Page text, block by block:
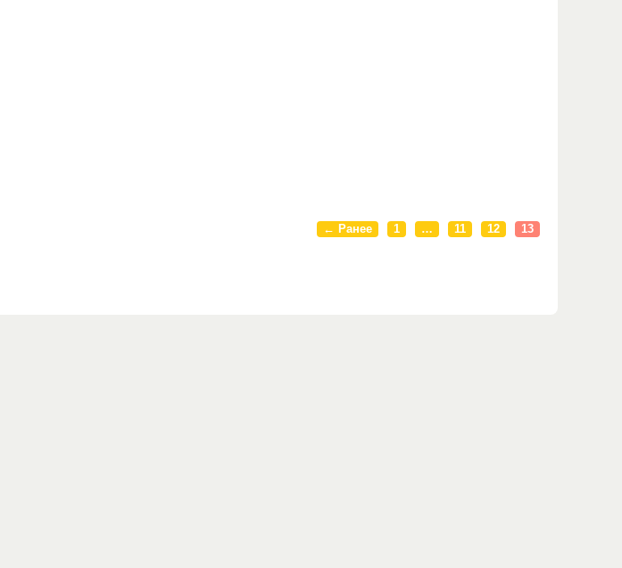
← Ранее 1 … 11 12 13